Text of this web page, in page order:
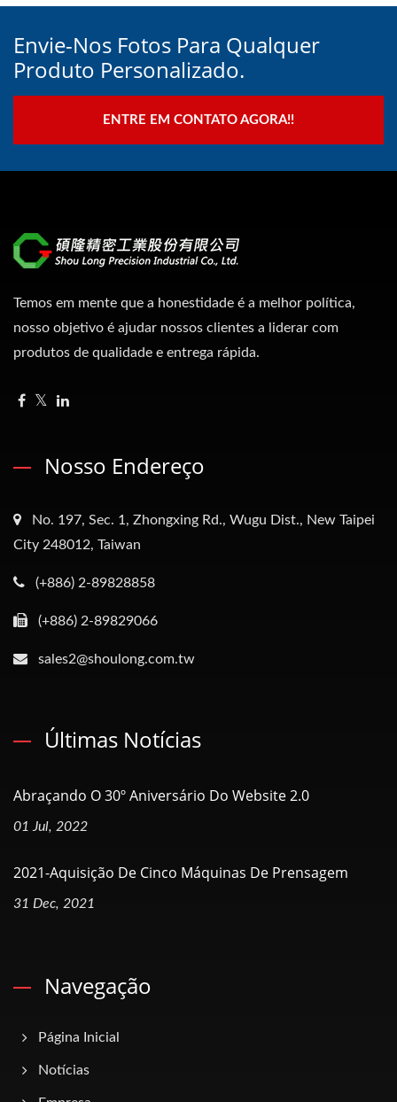
Envie-Nos Fotos Para Qualquer
Produto Personalizado.
ENTRE EM CONTATO AGORA!!
Temos em mente que a honestidade é a melhor política,
nosso objetivo é ajudar nossos clientes a liderar com
produtos de qualidade e entrega rápida.
Nosso Endereço
No. 197, Sec. 1, Zhongxing Rd., Wugu Dist., New Taipei
City 248012, Taiwan
(+886) 2-89828858
(+886) 2-89829066
sales2@shoulong.com.tw
Últimas Notícias
Abraçando O 30º Aniversário Do Website 2.0
01 Jul, 2022
2021-Aquisição De Cinco Máquinas De Prensagem
31 Dec, 2021
Navegação
Página Inicial
Notícias